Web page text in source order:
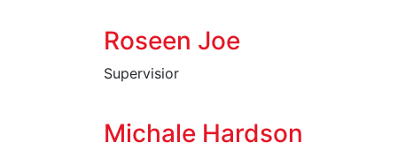
Roseen Joe
Supervisior
Michale Hardson